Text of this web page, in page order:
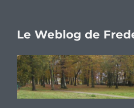
Le Weblog de